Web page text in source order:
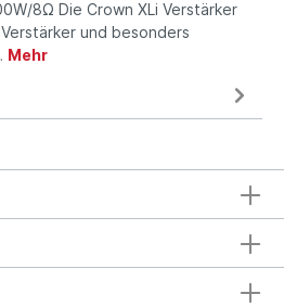
8Ω Die Crown XLi Verstärker
und besonders
Mehr